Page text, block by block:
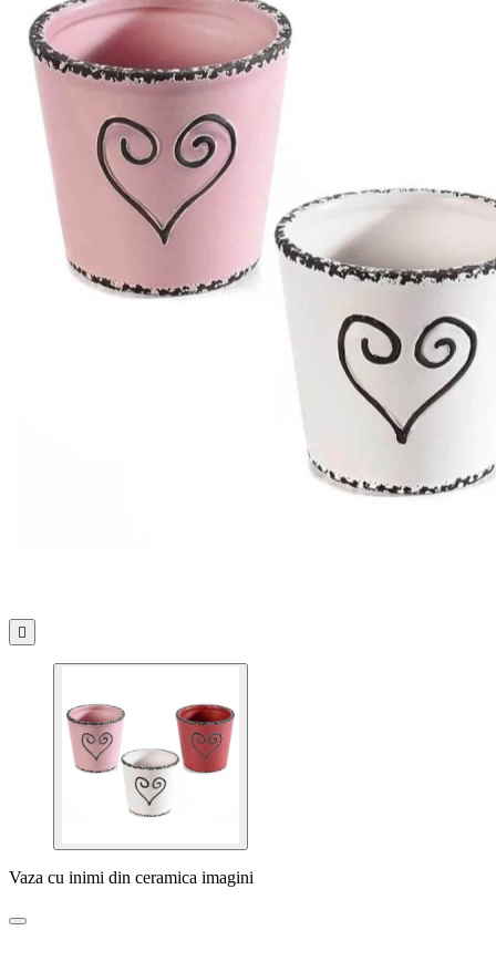

Vaza cu inimi din ceramica imagini